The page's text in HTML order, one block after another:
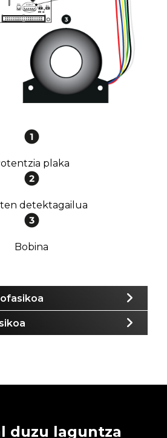
plaka
detektagailua
Bobina
duzu laguntza